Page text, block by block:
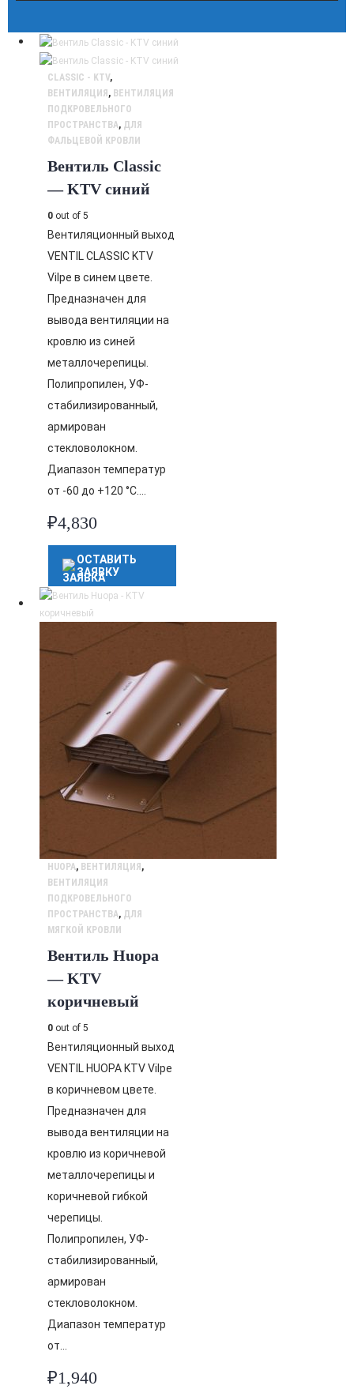
CLASSIC - KTV,
ВЕНТИЛЯЦИЯ, ВЕНТИЛЯЦИЯ
ПОДКРОВЕЛЬНОГО
ПРОСТРАНСТВА, ДЛЯ
ФАЛЬЦЕВОЙ КРОВЛИ
Вентиль Classic
— KTV синий
0 out of 5
Вентиляционный выход
VENTIL CLASSIC KTV
Vilpe в синем цвете.
Предназначен для
вывода вентиляции на
кровлю из синей
металлочерепицы.
Полипропилен, УФ-
стабилизированный,
армирован
стекловолокном.
Диапазон температур
от -60 до +120 °C….
₽4,830
ОСТАВИТЬ
ЗАЯВКУ
HUOPA, ВЕНТИЛЯЦИЯ,
ВЕНТИЛЯЦИЯ
ПОДКРОВЕЛЬНОГО
ПРОСТРАНСТВА, ДЛЯ
МЯГКОЙ КРОВЛИ
Вентиль Huopa
— KTV
коричневый
0 out of 5
Вентиляционный выход
VENTIL HUOPA KTV Vilpe
в коричневом цвете.
Предназначен для
вывода вентиляции на
кровлю из коричневой
металлочерепицы и
коричневой гибкой
черепицы.
Полипропилен, УФ-
стабилизированный,
армирован
стекловолокном.
Диапазон температур
от…
₽1,940